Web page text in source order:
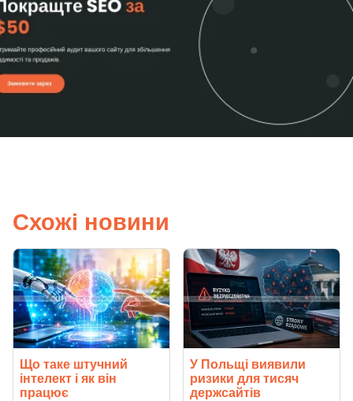
Схожі новини
Що таке штучний
інтелект і як він
працює
У Польщі виявили
ризики для тисяч
держсайтів